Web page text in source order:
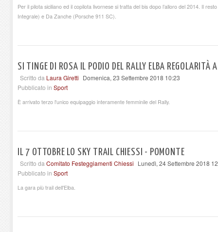
Per il pilota siciliano ed il copilota livornese si tratta del bis dopo l’alloro del 2014. Il
Integrale) e Da Zanche (Porsche 911 SC).
SI TINGE DI ROSA IL PODIO DEL RALLY ELBA REGOLARITÀ
Scritto da Laura Giretti Domenica, 23 Settembre 2018 10:23
Pubblicato in Sport
È arrivato terzo l'unico equipaggio interamente femminile del Rally.
IL 7 OTTOBRE LO SKY TRAIL CHIESSI - POMONTE
Scritto da Comitato Festeggiamenti Chiessi Lunedì, 24 Settembre 2018
Pubblicato in Sport
La gara più trail dell'Elba.